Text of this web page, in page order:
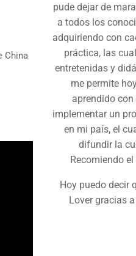
China
pude dejar de
a todos los
adquiriendo con
práctica, las
entretenidas y
me permite
aprendido
implementar un
en mi país, el
difundir la
Recomiendo el
Hoy puedo decir
Lover gracias